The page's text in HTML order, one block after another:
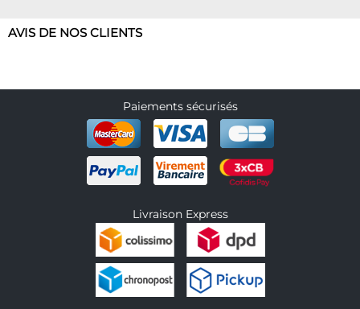
AVIS DE NOS CLIENTS
Paiements sécurisés
Livraison Express